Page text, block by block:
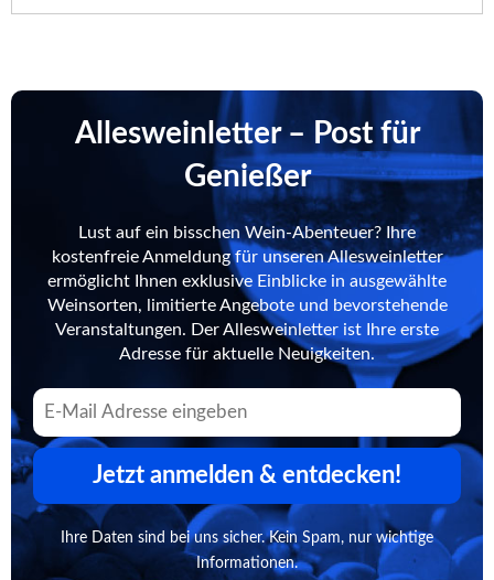
Allesweinletter – Post für
Genießer
Lust auf ein bisschen Wein-Abenteuer? Ihre
kostenfreie Anmeldung für unseren Allesweinletter
ermöglicht Ihnen exklusive Einblicke in ausgewählte
Weinsorten, limitierte Angebote und bevorstehende
Veranstaltungen. Der Allesweinletter ist Ihre erste
Adresse für aktuelle Neuigkeiten.
Jetzt anmelden & entdecken!
Ihre Daten sind bei uns sicher. Kein Spam, nur wichtige
Informationen.